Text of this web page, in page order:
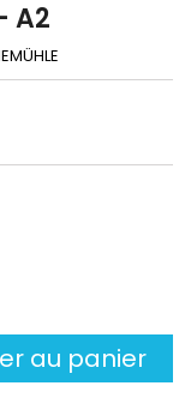
A2
au panier